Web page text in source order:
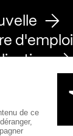
d'emploi